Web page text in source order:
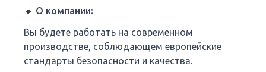
🔹 О компании:
Вы будете работать на современном
производстве, соблюдающем европейские
стандарты безопасности и качества.